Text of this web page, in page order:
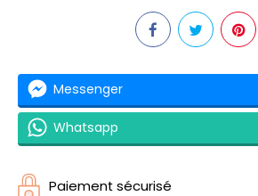
Messenger
Whatsapp
Paiement sécurisé